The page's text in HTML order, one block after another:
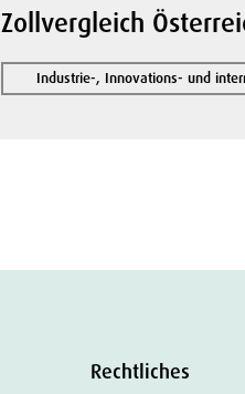
Zollvergleich
Industrie-, Innovations- und
Rechtliches